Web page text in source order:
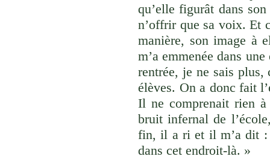
qu’elle figurât dans
n’offrir que sa voix. Et
manière, son image à
m’a emmenée dans
rentrée, je ne sais plus,
élèves. On a donc fait
Il ne comprenait rien
bruit infernal de
fin, il a ri et il m’a dit :
dans cet endroit-là. »